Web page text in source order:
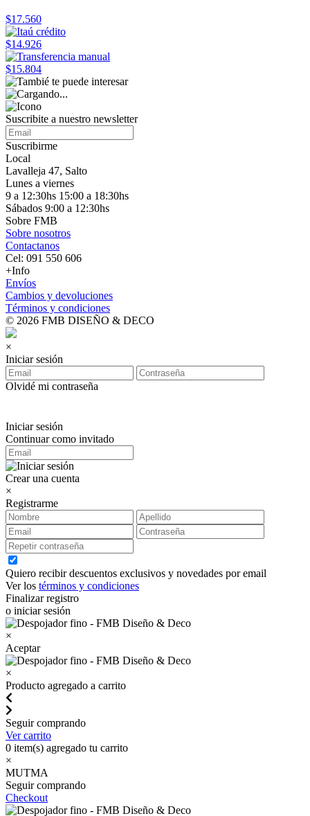
$17.560
$14.926
$15.804
Suscribite a nuestro newsletter
Suscribirme
Local
Lavalleja 47, Salto
Lunes a viernes
9 a 12:30hs 15:00 a 18:30hs
Sábados 9:00 a 12:30hs
Sobre FMB
Sobre nosotros
Contactanos
Cel: 091 550 606
+Info
Envíos
Cambios y devoluciones
Términos y condiciones
© 2026 FMB DISEÑO & DECO
×
Iniciar sesión
Olvidé mi contraseña
Iniciar sesión
Continuar como invitado
Crear una cuenta
×
Registrarme
Quiero recibir descuentos exclusivos y novedades por email
Ver los términos y condiciones
Finalizar registro
o iniciar sesión
×
Aceptar
×
Producto agregado a carrito
Seguir comprando
Ver carrito
0 item(s) agregado tu carrito
×
MUTMA
Seguir comprando
Checkout